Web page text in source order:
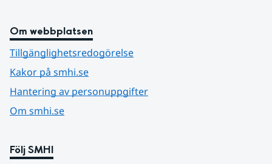
Om webbplatsen
Tillgänglighetsredogörelse
Kakor på smhi.se
Hantering av personuppgifter
Om smhi.se
Följ SMHI